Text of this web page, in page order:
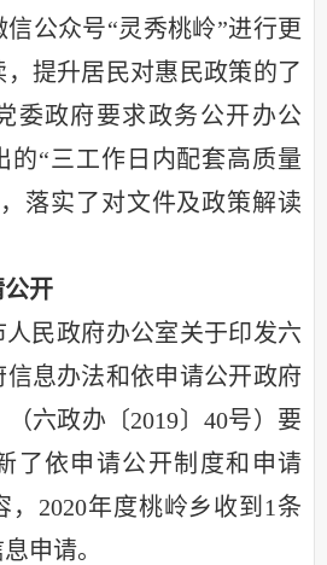
公众号“灵秀桃岭”进行更
提升居民对惠民政策的了
委政府要求政务公开办公
的“三工作日内配套高质量
落实了对文件及政策解读
公开
人民政府办公室关于印发六
息办法和依申请公开政府
六政办〔2019〕40号）要
了依申请公开制度和申请
，2020年度桃岭乡收到1条
申请。